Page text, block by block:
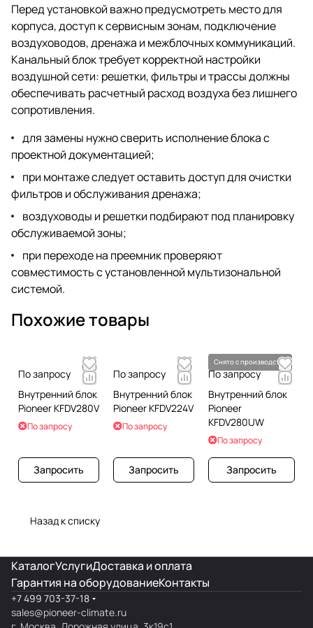
Перед установкой важно предусмотреть место для
корпуса, доступ к сервисным зонам, подключение
воздуховодов, дренажа и межблочных коммуникаций.
Канальный блок требует корректной настройки
воздушной сети: решетки, фильтры и трассы должны
обеспечивать расчетный расход воздуха без лишнего
сопротивления.
для замены нужно сверить исполнение блока с
проектной документацией;
при монтаже следует оставить доступ для очистки
фильтров и обслуживания дренажа;
воздуховоды и решетки подбирают под планировку
обслуживаемой зоны;
при переходе на преемник проверяют
совместимость с установленной мультизональной
системой.
Похожие товары
По запросу
Внутренний блок
Pioneer KFDV280V
По запросу
Запросить
По запросу
Внутренний блок
Pioneer KFDV224V
По запросу
Запросить
Снято с производства
По запросу
Внутренний блок
Pioneer
KFDV280UW
По запросу
Запросить
Назад к списку
КаталогУслугиДоставка и оплата
Гарантия на оборудованиеКонтакты
+7 499 703-37-18
sales@pioneer-climate.ru